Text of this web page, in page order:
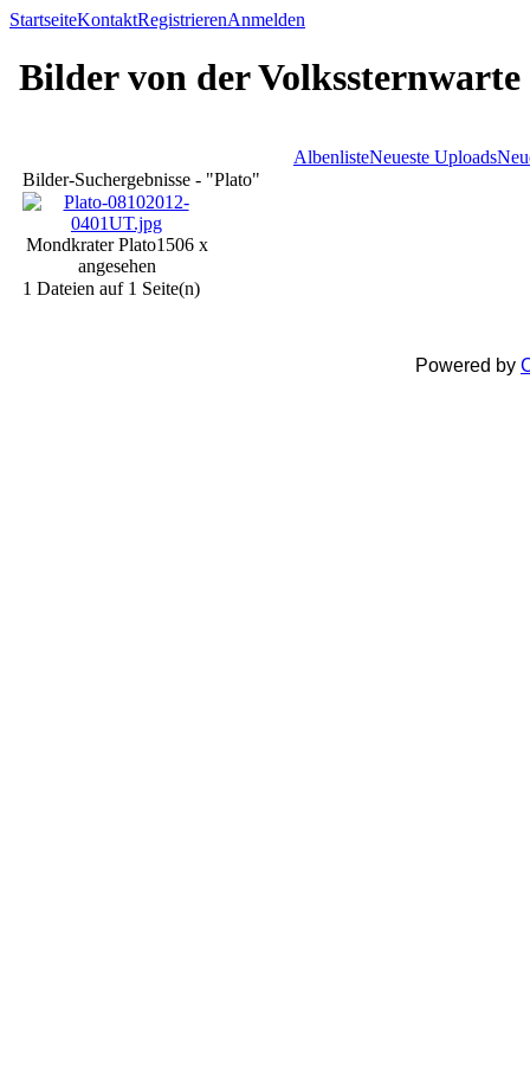
StartseiteKontaktRegistrierenAnmelden
Bilder von der Volkssternwarte
AlbenlisteNeueste Uploads
Bilder-Suchergebnisse - "Plato"
Mondkrater Plato1506 x
angesehen
1 Dateien auf 1 Seite(n)
Powered by